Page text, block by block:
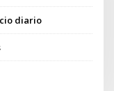
diario